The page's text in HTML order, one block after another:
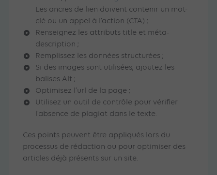
Les ancres de lien doivent contenir un mot-
clé ou un appel à l’action (CTA) ;
Renseignez les attributs title et méta-
description ;
Remplissez les données structurées ;
Si des images sont utilisées, ajoutez les
balises Alt ;
Optimisez l’url de la page ;
Utilisez un outil de contrôle pour vérifier
l’absence de plagiat dans le texte.
Ces points peuvent être appliqués lors du
processus de rédaction ou pour optimiser des
articles déjà présents sur un site.